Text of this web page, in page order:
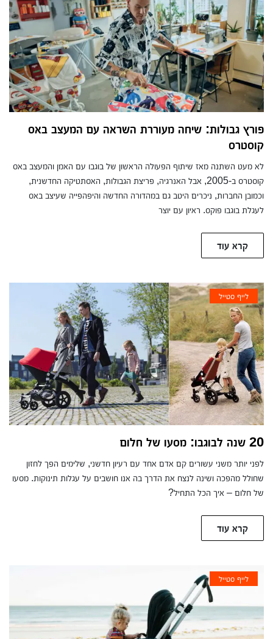
פורץ גבולות: שיחה מעוררת השראה עם המעצב באס
קוסטרס
לא מעט השתנה מאז שיתוף הפעולה הראשון של בוגבו עם האמן והמעצב באס
קוסטרס ב-2005, אבל האנרגיה, פריצת הגבולות, האסתטיקה החדשנית,
וכמובן החברות, ניכרים היטב גם במהדורה החדשה והיפהפייה שעיצב באס
לעגלת בוגבו פוקס. ראיון עם יוצר
קרא עוד
לייף סטייל
20 שנה לבוגבו: מסעו של חלום
לפני יותר משני עשורים קם אדם אחד עם רעיון חדשני, שלימים הפך לחזון
שחולל מהפכה ושינה לנצח את הדרך בה אנו חושבים על עגלות תינוקות. מסעו
של חלום – איך הכל התחיל?
קרא עוד
לייף סטייל